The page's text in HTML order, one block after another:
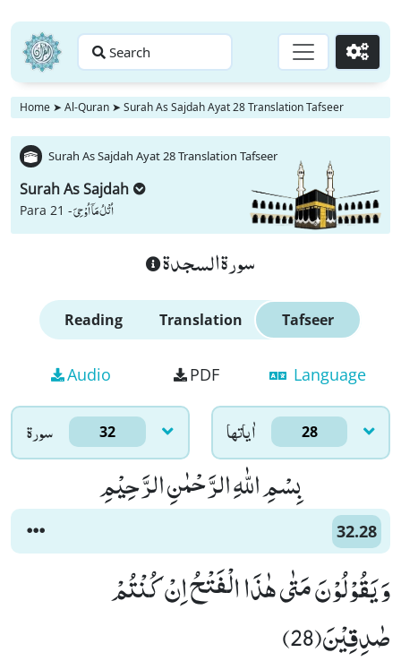
Search Go
Home ➤ Al-Quran ➤ Surah As Sajdah Ayat 28 Translation Tafseer
Surah As Sajdah Ayat 28 Translation Tafseer
Surah As Sajdah
Para 21 -اُتْلُ مَاۤ اُوْحِیَ
سورة السجدة
Reading Translation Tafseer
Audio PDF Language
سورۃ 32 اٰياتها 28
بِسْمِ اللّٰهِ الرَّحْمٰنِ الرَّحِیْمِ
32.28
وَ یَقُوْلُوْنَ مَتٰى هٰذَا الْفَتْحُ اِنْ كُنْتُمْ
صٰدِقِیْنَ(28)